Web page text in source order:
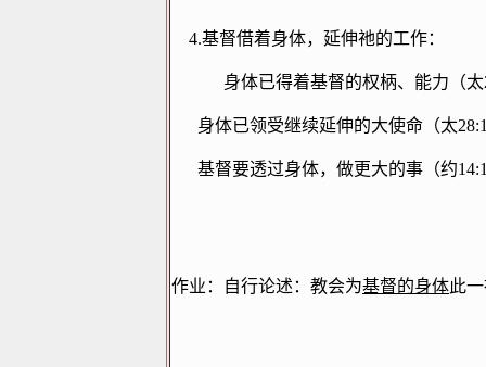
4.基督借着身体，延伸祂的工作：
身体已得着基督的权柄、能力（太
身体已领受继续延伸的大使命（太
基督要透过身体，做更大的事（约
作业：自行论述：教会为基督的身体此